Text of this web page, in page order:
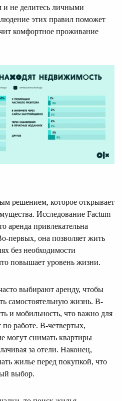
и не делитесь личными
этих правил поможет
комфортное проживание
решением, которое открывает
Исследование Factum
аренда привлекательна
первых, она позволяет жить
без необходимости
повышает уровень жизни.
выбирают аренду, чтобы
самостоятельную жизнь. В-
и мобильность, что важно для
по работе. В-четвертых,
могут снимать квартиры
за отели. Наконец,
жилье перед покупкой, что
выбор.